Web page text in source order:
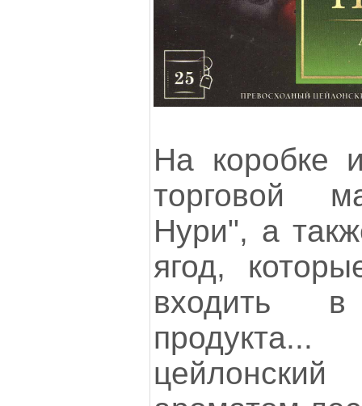
На коробке
торговой
Нури", а
ягод,
входить